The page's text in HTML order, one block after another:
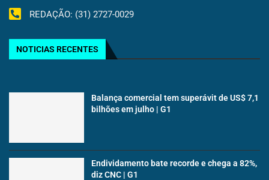
REDAÇÃO: (31) 2727-0029
NOTICIAS RECENTES
Balança comercial tem superávit de US$ 7,1
bilhões em julho | G1
Endividamento bate recorde e chega a 82%,
diz CNC | G1